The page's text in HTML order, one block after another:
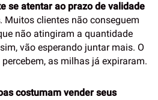
se atentar ao prazo de validade
. Muitos clientes não conseguem
não atingiram a quantidade
vão esperando juntar mais. O
as milhas já expiraram.
costumam vender seus